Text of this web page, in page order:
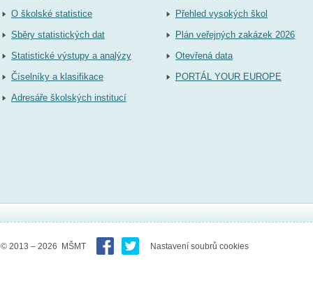
O školské statistice
Sběry statistických dat
Statistické výstupy a analýzy
Číselníky a klasifikace
Adresáře školských institucí
Přehled vysokých škol
Plán veřejných zakázek 2026
Otevřená data
PORTÁL YOUR EUROPE
© 2013 – 2026 MŠMT Nastavení soubrů cookies